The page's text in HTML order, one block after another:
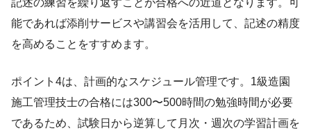
記述の練習を繰り返すことが合格への近道となります。可
能であれば添削サービスや講習会を活用して、記述の精度
を高めることをすすめます。
ポイント4は、計画的なスケジュール管理です。1級造園
施工管理技士の合格には300〜500時間の勉強時間が必要
であるため、試験日から逆算して月次・週次の学習計画を